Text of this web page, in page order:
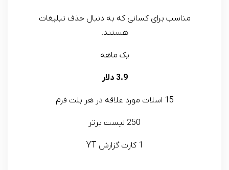
مناسب برای کسانی که به دنبال حذف تبلیغات
هستند.
یک ماهه
3.9 دلار
15 اسلات مورد علاقه در هر پلت فرم
250 لیست برتر
1 کارت گزارش YT